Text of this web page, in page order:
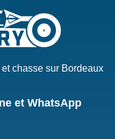
chasse sur Bordeaux
et WhatsApp